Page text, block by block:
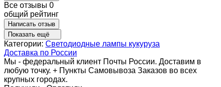
Все отзывы 0
общий рейтинг
Написать отзыв
Показать ещё
Категории: Светодиодные лампы кукуруза
Доставка по России
Мы - федеральный клиент Почты России. Доставим в
любую точку. + Пункты Самовывоза Заказов во всех
крупных городах.